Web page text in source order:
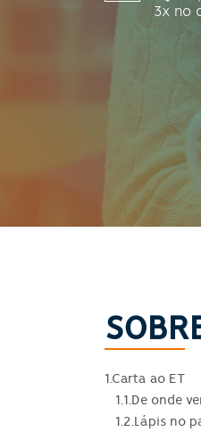
3x no
1.Carta ao ET
1.1.De onde
1.2.Lápis no